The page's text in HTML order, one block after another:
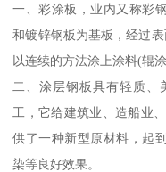
一、彩涂板，业内又称彩
和镀锌钢板为基板，经过
以连续的方法涂上涂料(辊
二、涂层钢板具有轻质
工，它给建筑业、造船业
供了一种新型原材料，起
染等良好效果。